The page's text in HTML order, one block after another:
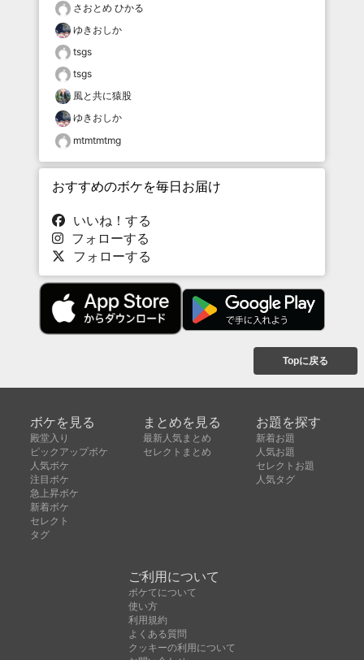
さおとめ ひかる
ゆきおしか
tsgs
tsgs
風と共に猿股
ゆきおしか
mtmtmtmg
おすすめのボケを毎日お届け
いいね！する
フォローする
フォローする
Topに戻る
ボケを見る
殿堂入り
ピックアップボケ
人気ボケ
注目ボケ
急上昇ボケ
新着ボケ
セレクト
タグ
まとめを見る
最新人気まとめ
セレクトまとめ
お題を探す
新着お題
人気お題
セレクトお題
人気タグ
ご利用について
ボケてについて
使い方
利用規約
よくある質問
クッキーの利用について